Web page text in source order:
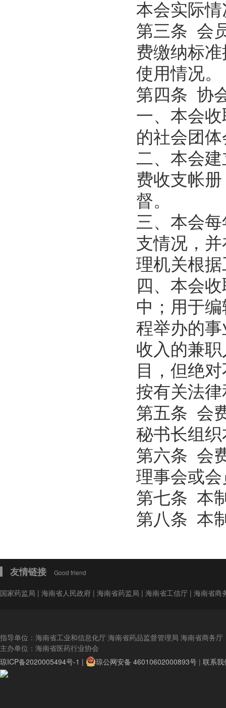
本会实际
第三条 会
费缴纳标
使用情况。
第四条 协
一、本会
的社会团
二、本会
费收支帐
督。
三、本会
支情况，
理机关根
四、本会
中；用于
程举办的
收入的兼
目，但绝
按有关法
第五条 会
秘书长组
第六条 会
理事会或
第七条 本
第八条 本
友情链接 Good friend
国家药监局 | 海南省人民政府 | 海南省药监局 | 海南省工信厅 | 海南省商
指导单位：海南省工业和信息化厅 海南省药品监督管理局 海南省商务厅
主办单位：海南省医药行业协会
琼ICP备2020005494号-1 |
琼公网安备 46010602000893号 | 联系我